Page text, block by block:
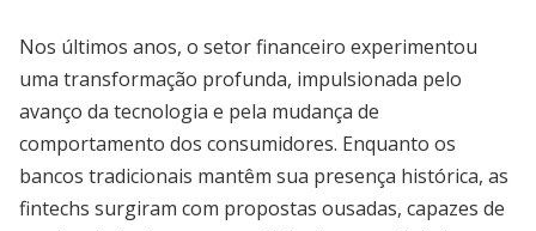
Nos últimos anos, o setor financeiro experimentou
uma transformação profunda, impulsionada pelo
avanço da tecnologia e pela mudança de
comportamento dos consumidores. Enquanto os
bancos tradicionais mantêm sua presença histórica, as
fintechs surgiram com propostas ousadas, capazes de